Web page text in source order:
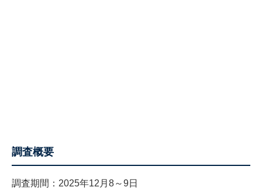
調査概要
調査期間：2025年12月8～9日